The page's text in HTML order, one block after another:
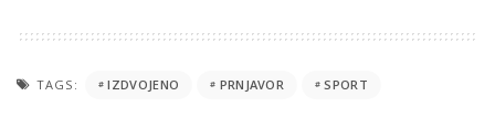
TAGS: IZDVOJENO PRNJAVOR SPORT